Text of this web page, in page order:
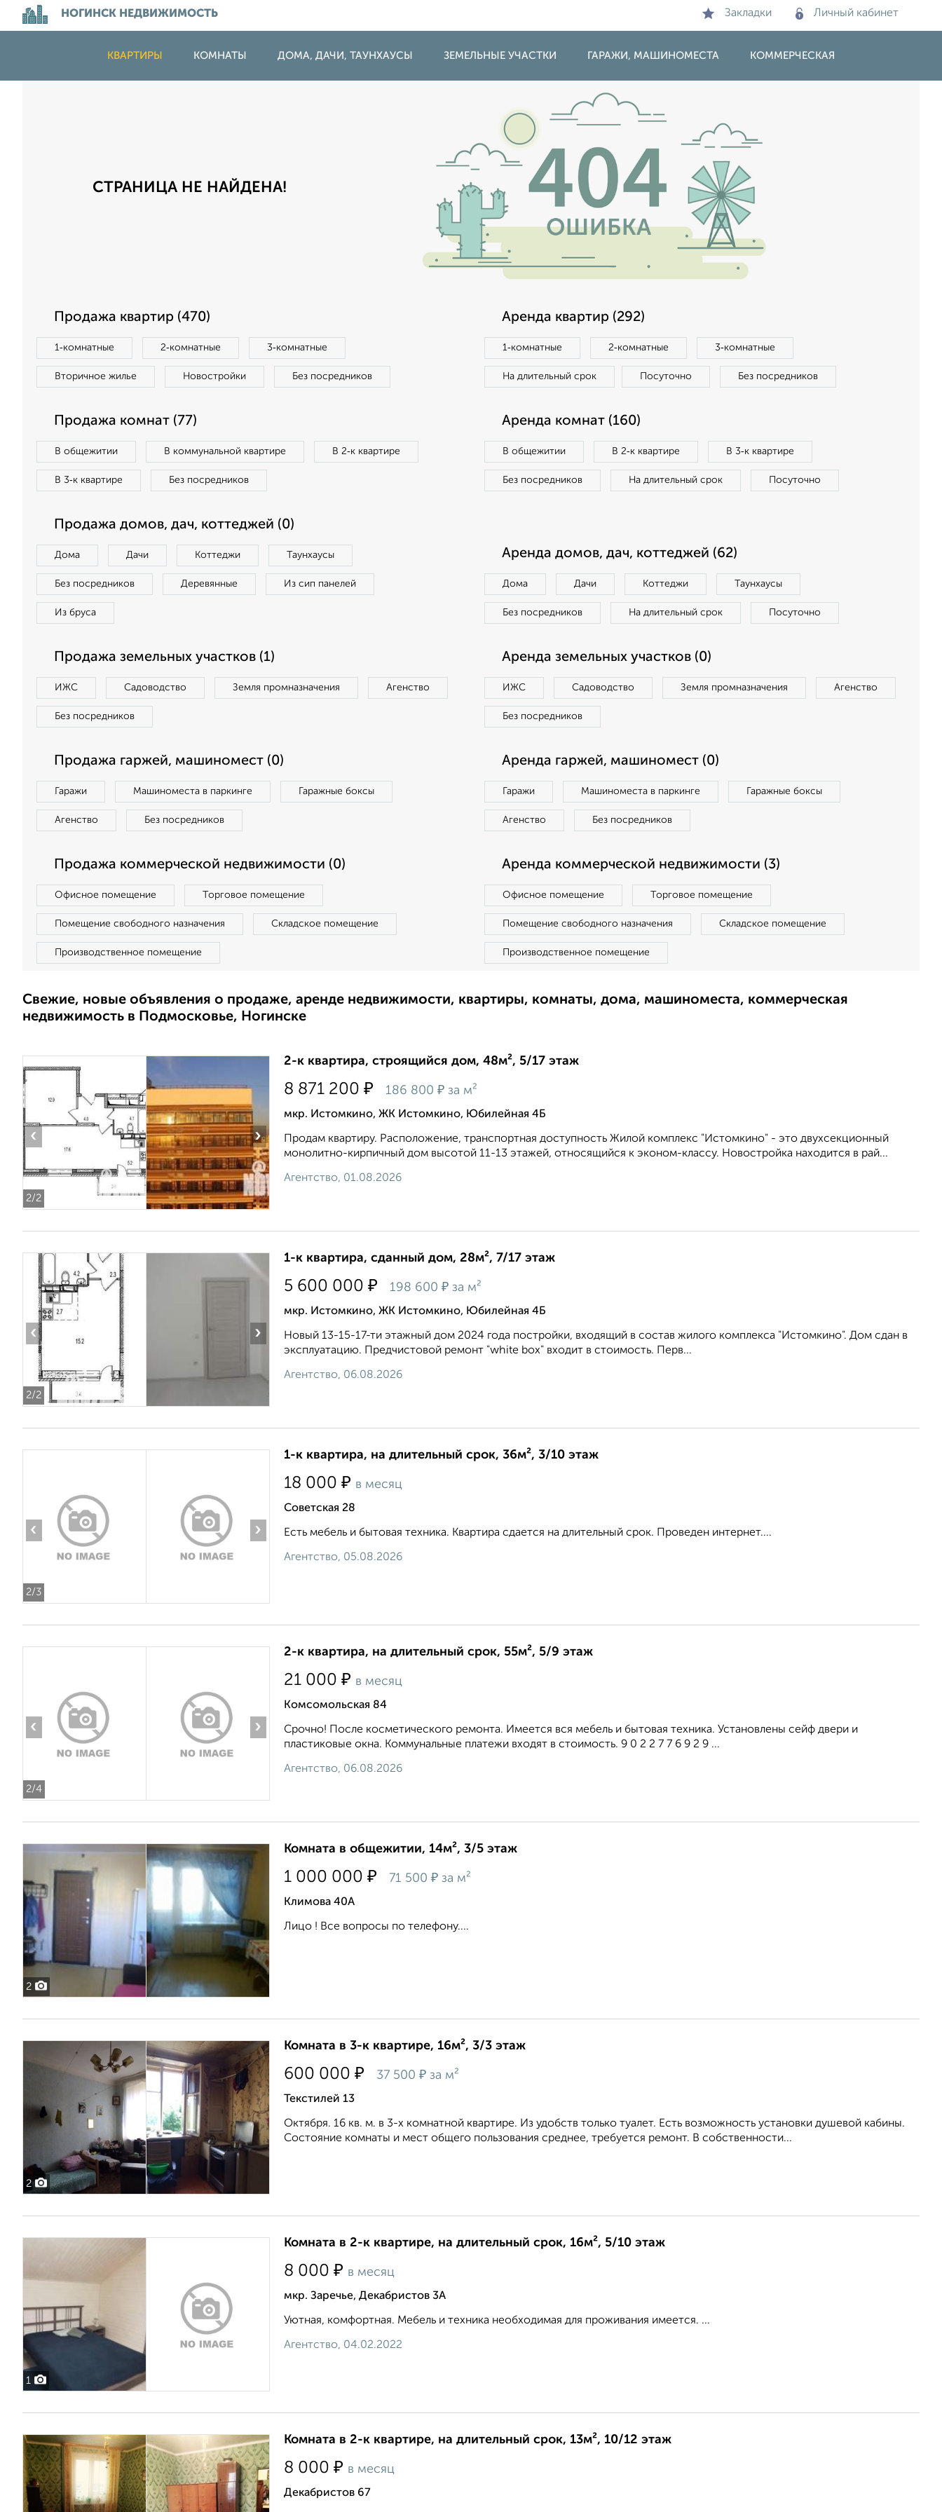
НОГИНСК НЕДВИЖИМОСТЬ Закладки Личный кабинет
КВАРТИРЫ КОМНАТЫ ДОМА, ДАЧИ, ТАУНХАУСЫ ЗЕМЕЛЬНЫЕ УЧАСТКИ ГАРАЖИ, МАШИНОМЕСТА КОММЕРЧЕСКАЯ
СТРАНИЦА НЕ НАЙДЕНА!
Продажа квартир (470)
1‑комнатные 2‑комнатные 3‑комнатные
Вторичное жилье Новостройки Без посредников
Аренда квартир (292)
1‑комнатные 2‑комнатные 3‑комнатные
На длительный срок Посуточно Без посредников
Продажа комнат (77)
В общежитии В коммунальной квартире В 2‑к квартире
В 3‑к квартире Без посредников
Аренда комнат (160)
В общежитии В 2‑к квартире В 3‑к квартире
Без посредников На длительный срок Посуточно
Продажа домов, дач, коттеджей (0)
Дома Дачи Коттеджи Таунхаусы
Без посредников Деревянные Из сип панелей
Из бруса
Аренда домов, дач, коттеджей (62)
Дома Дачи Коттеджи Таунхаусы
Без посредников На длительный срок Посуточно
Продажа земельных участков (1)
ИЖС Садоводство Земля промназначения Агенство
Без посредников
Аренда земельных участков (0)
ИЖС Садоводство Земля промназначения Агенство
Без посредников
Продажа гаржей, машиномест (0)
Гаражи Машиноместа в паркинге Гаражные боксы
Агенство Без посредников
Аренда гаржей, машиномест (0)
Гаражи Машиноместа в паркинге Гаражные боксы
Агенство Без посредников
Продажа коммерческой недвижимости (0)
Офисное помещение Торговое помещение
Помещение свободного назначения Складское помещение
Производственное помещение
Аренда коммерческой недвижимости (3)
Офисное помещение Торговое помещение
Помещение свободного назначения Складское помещение
Производственное помещение
Свежие, новые объявления о продаже, аренде недвижимости, квартиры, комнаты, дома, машиноместа, коммерческая
недвижимость в Подмосковье, Ногинске
2/2
‹ ›
2-к квартира, строящийся дом, 48м², 5/17 этаж
8 871 200 ₽ 186 800 ₽ за м²
мкр. Истомкино, ЖК Истомкино, Юбилейная 4Б
Продам квартиру. Расположение, транспортная доступность Жилой комплекс "Истомкино" - это двухсекционный
монолитно-кирпичный дом высотой 11-13 этажей, относящийся к эконом-классу. Новостройка находится в рай...
Агентство, 01.08.2026
2/2
‹ ›
1-к квартира, сданный дом, 28м², 7/17 этаж
5 600 000 ₽ 198 600 ₽ за м²
мкр. Истомкино, ЖК Истомкино, Юбилейная 4Б
Новый 13-15-17-ти этажный дом 2024 года постройки, входящий в состав жилого комплекса "Истомкино". Дом сдан в
эксплуатацию. Предчистовой ремонт "white box" входит в стоимость. Перв...
Агентство, 06.08.2026
2/3
‹ ›
1-к квартира, на длительный срок, 36м², 3/10 этаж
18 000 ₽ в месяц
Советская 28
Есть мебель и бытовая техника. Квартира сдается на длительный срок. Проведен интернет....
Агентство, 05.08.2026
2/4
‹ ›
2-к квартира, на длительный срок, 55м², 5/9 этаж
21 000 ₽ в месяц
Комсомольская 84
Срочно! После косметического ремонта. Имеется вся мебель и бытовая техника. Установлены сейф двери и
пластиковые окна. Коммунальные платежи входят в стоимость. 9 0 2 2 7 7 6 9 2 9 ...
Агентство, 06.08.2026
2
Комната в общежитии, 14м², 3/5 этаж
1 000 000 ₽ 71 500 ₽ за м²
Климова 40А
Лицо ! Все вопросы по телефону....
2
Комната в 3-к квартире, 16м², 3/3 этаж
600 000 ₽ 37 500 ₽ за м²
Текстилей 13
Октября. 16 кв. м. в 3-х комнатной квартире. Из удобств только туалет. Есть возможность установки душевой кабины.
Состояние комнаты и мест общего пользования среднее, требуется ремонт. В собственности...
1
Комната в 2-к квартире, на длительный срок, 16м², 5/10 этаж
8 000 ₽ в месяц
мкр. Заречье, Декабристов 3А
Уютная, комфортная. Мебель и техника необходимая для проживания имеется. ...
Агентство, 04.02.2022
Комната в 2-к квартире, на длительный срок, 13м², 10/12 этаж
8 000 ₽ в месяц
Декабристов 67